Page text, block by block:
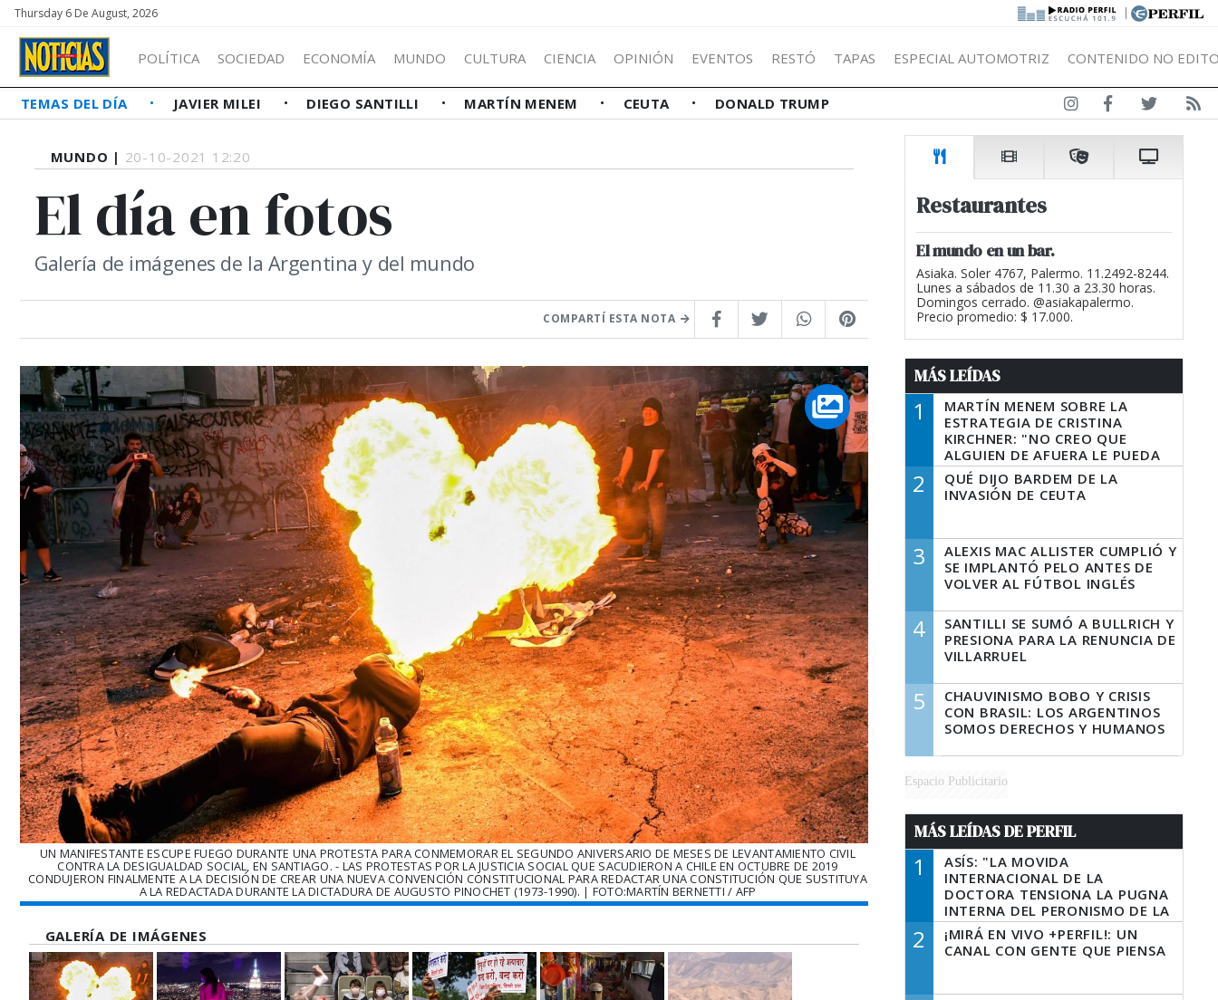
Thursday 6 De August, 2026 |
POLÍTICA SOCIEDAD ECONOMÍA MUNDO CULTURA CIENCIA OPINIÓN EVENTOS RESTÓ TAPAS ESPECIAL AUTOMOTRIZ CONTENIDO NO
TEMAS DEL DÍA JAVIER MILEI DIEGO SANTILLI MARTÍN MENEM CEUTA DONALD TRUMP
MUNDO | 20-10-2021 12:20
El día en fotos
Galería de imágenes de la Argentina y del mundo
COMPARTÍ ESTA NOTA
UN MANIFESTANTE ESCUPE FUEGO DURANTE UNA PROTESTA PARA CONMEMORAR EL SEGUNDO ANIVERSARIO DE MESES DE LEVANTAMIENTO CIVIL
CONTRA LA DESIGUALDAD SOCIAL, EN SANTIAGO. - LAS PROTESTAS POR LA JUSTICIA SOCIAL QUE SACUDIERON A CHILE EN OCTUBRE DE 2019
CONDUJERON FINALMENTE A LA DECISIÓN DE CREAR UNA NUEVA CONVENCIÓN CONSTITUCIONAL PARA REDACTAR UNA CONSTITUCIÓN QUE SUSTITUYA
A LA REDACTADA DURANTE LA DICTADURA DE AUGUSTO PINOCHET (1973-1990). | FOTO:MARTÍN BERNETTI / AFP
GALERÍA DE IMÁGENES
Restaurantes
El mundo en un bar.
Asiaka. Soler 4767, Palermo. 11.2492-8244.
Lunes a sábados de 11.30 a 23.30 horas.
Domingos cerrado. @asiakapalermo.
Precio promedio: $ 17.000.
MÁS LEÍDAS
1
MARTÍN MENEM SOBRE LA
ESTRATEGIA DE CRISTINA
KIRCHNER: "NO CREO QUE
ALGUIEN DE AFUERA LE PUEDA
DECIR A LA JUSTICIA LO QUE
TIENE QUE HACER"
2
QUÉ DIJO BARDEM DE LA
INVASIÓN DE CEUTA
3
ALEXIS MAC ALLISTER CUMPLIÓ Y
SE IMPLANTÓ PELO ANTES DE
VOLVER AL FÚTBOL INGLÉS
4
SANTILLI SE SUMÓ A BULLRICH Y
PRESIONA PARA LA RENUNCIA DE
VILLARRUEL
5
CHAUVINISMO BOBO Y CRISIS
CON BRASIL: LOS ARGENTINOS
SOMOS DERECHOS Y HUMANOS
Espacio Publicitario
MÁS LEÍDAS DE PERFIL
1
ASÍS: "LA MOVIDA
INTERNACIONAL DE LA
DOCTORA TENSIONA LA PUGNA
INTERNA DEL PERONISMO DE LA
PROVINCIA DEL PECADO"
2
¡MIRÁ EN VIVO +PERFIL!: UN
CANAL CON GENTE QUE PIENSA